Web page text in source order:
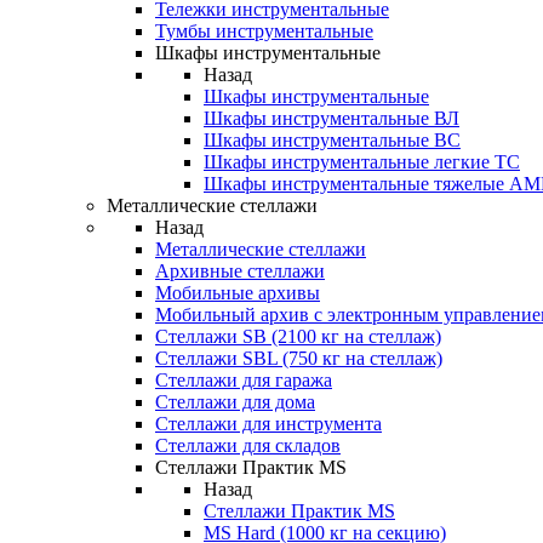
Тележки инструментальные
Тумбы инструментальные
Шкафы инструментальные
Назад
Шкафы инструментальные
Шкафы инструментальные ВЛ
Шкафы инструментальные ВС
Шкафы инструментальные легкие ТС
Шкафы инструментальные тяжелые
Металлические стеллажи
Назад
Металлические стеллажи
Архивные стеллажи
Мобильные архивы
Мобильный архив с электронным
Стеллажи SB (2100 кг на стеллаж)
Стеллажи SBL (750 кг на стеллаж)
Стеллажи для гаража
Стеллажи для дома
Стеллажи для инструмента
Стеллажи для складов
Стеллажи Практик MS
Назад
Стеллажи Практик MS
MS Hard (1000 кг на секцию)